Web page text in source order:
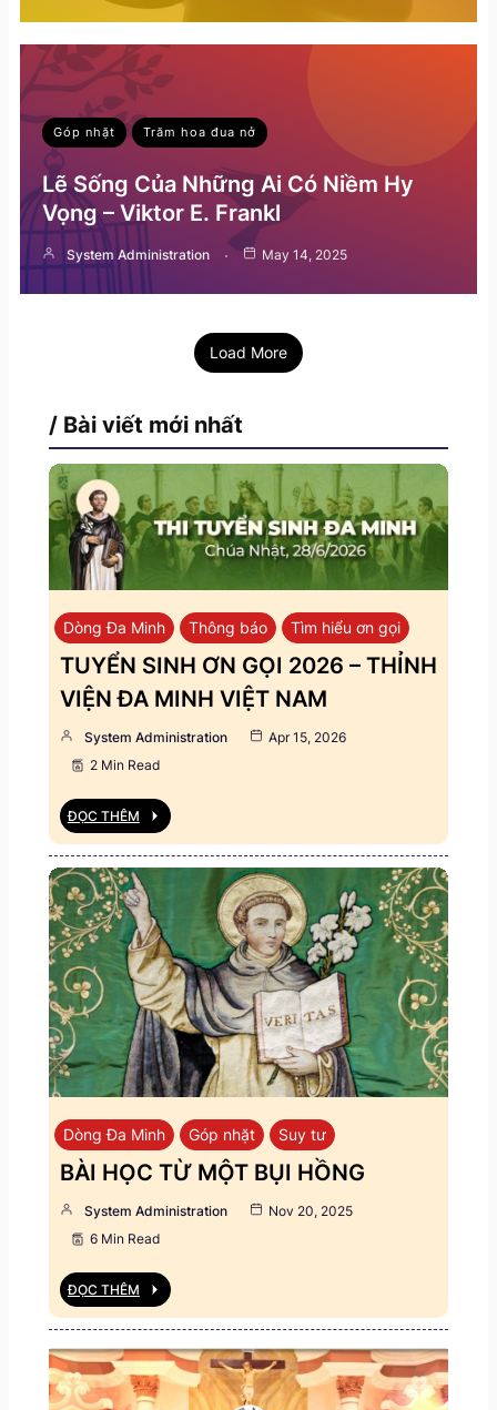
Góp nhặt Trăm hoa đua nở
Lẽ Sống Của Những Ai Có Niềm Hy
Vọng – Viktor E. Frankl
System Administration May 14, 2025
Load More
/ Bài viết mới nhất
Dòng Đa Minh Thông báo Tìm hiểu ơn gọi
TUYỂN SINH ƠN GỌI 2026 – THỈNH
VIỆN ĐA MINH VIỆT NAM
System Administration
Apr 15, 2026
2 Min Read
ĐỌC THÊM
Dòng Đa Minh Góp nhặt Suy tư
BÀI HỌC TỪ MỘT BỤI HỒNG
System Administration
Nov 20, 2025
6 Min Read
ĐỌC THÊM